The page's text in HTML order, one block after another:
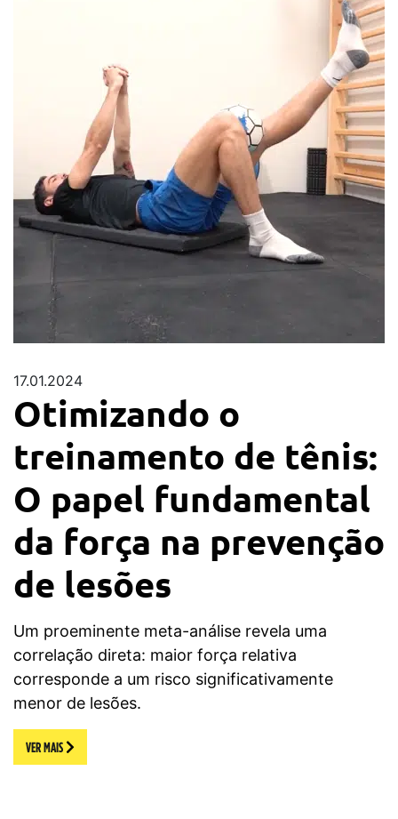
17.01.2024
Otimizando o
treinamento de tênis:
O papel fundamental
da força na prevenção
de lesões
Um proeminente meta-análise revela uma
correlação direta: maior força relativa
corresponde a um risco significativamente
menor de lesões.
VER MAIS